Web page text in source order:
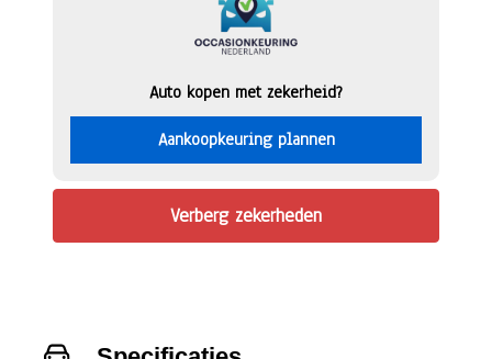
Auto kopen met zekerheid?
Aankoopkeuring plannen
Verberg zekerheden